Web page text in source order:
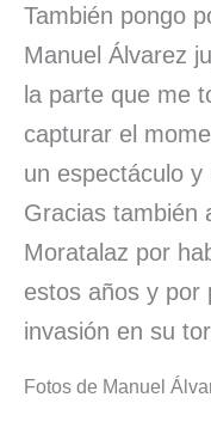
También pongo
Manuel Álvarez
la parte que me
capturar el
un espectáculo
Gracias también
Moratalaz por
estos años y por
invasión en su
Fotos de Manuel